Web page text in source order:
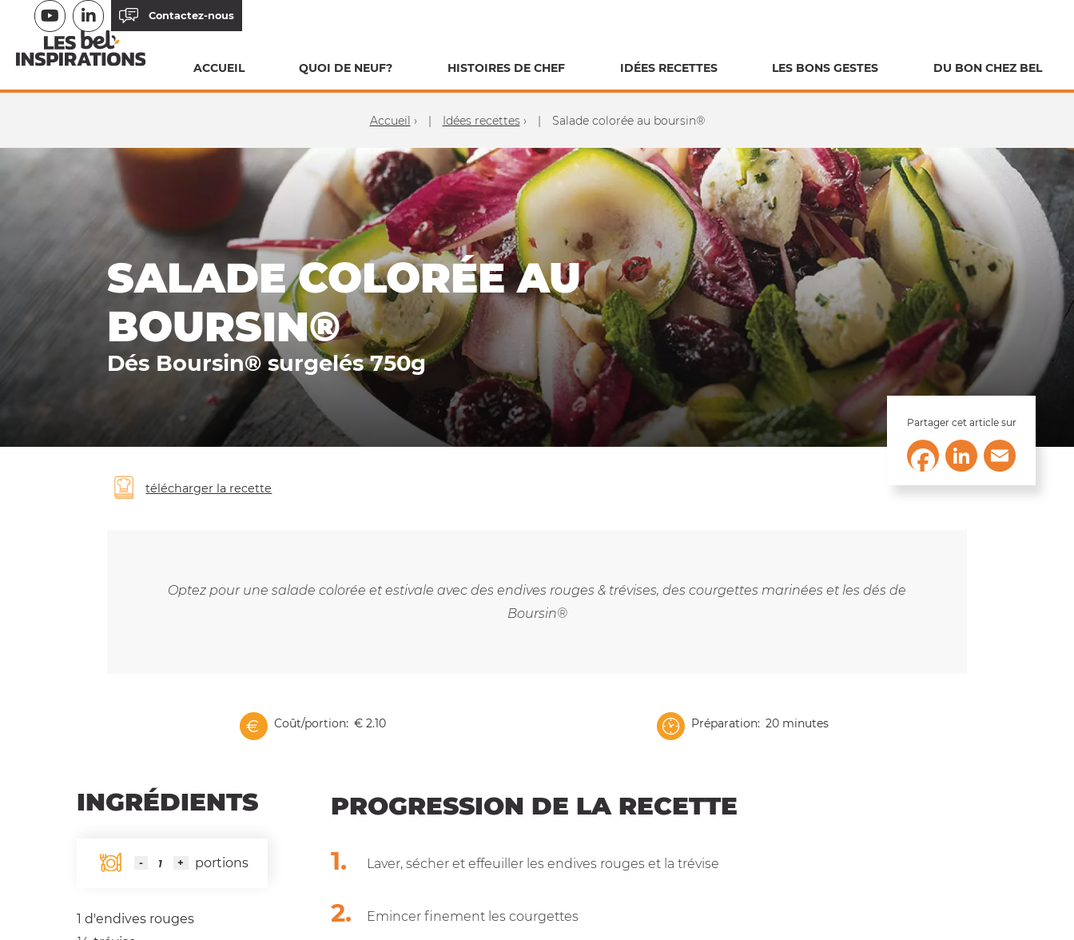
contenu
Contactez-nous
ACCUEIL QUOI DE NEUF? HISTOIRES DE CHEF IDÉES RECETTES LES BONS GESTES DU BON CHEZ BEL
D'ARIANE
Accueil › Idées recettes› Salade colorée au boursin®
Partager cet article sur
FacebookLinkedIn
SALADE COLORÉE AU
BOURSIN®
Dés Boursin® surgelés 750g
télécharger la recette
Optez pour une salade colorée et estivale avec des endives rouges & trévises, des courgettes marinées et les dés de
Boursin®
Coût/portion € 2.10 Préparation 20 minutes
INGRÉDIENTS
portions
1 d'endives rouges
PROGRESSION DE LA RECETTE
Laver, sécher et effeuiller les endives rouges et la trévise
Emincer finement les courgettes